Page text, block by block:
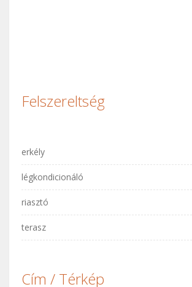
Felszereltség
erkély
légkondicionáló
riasztó
terasz
Cím / Térkép